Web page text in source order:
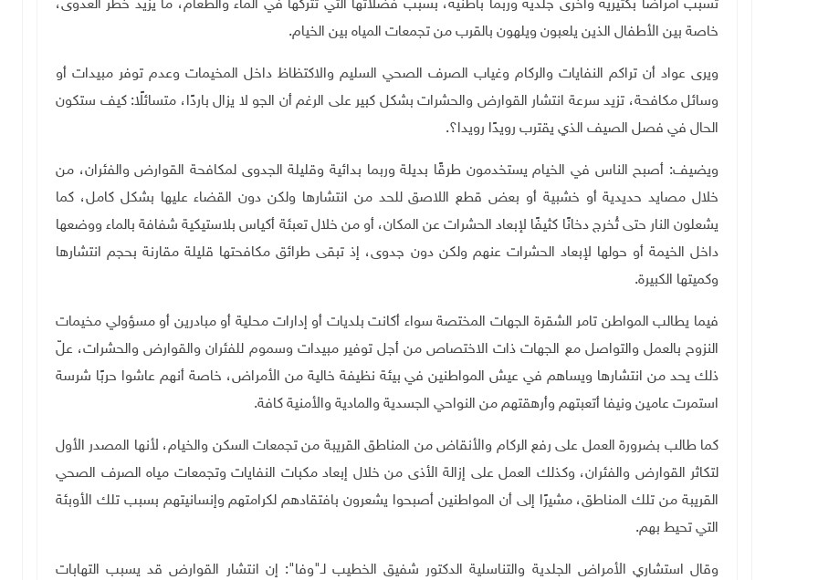
تسبب أمراضا بكتيرية وأخرى جلدية وربما باطنية، بسبب فضلاتها التي تتركها في الماء والطعام، ما يزيد خطر العدوى،
خاصة بين الأطفال الذين يلعبون ويلهون بالقرب من تجمعات المياه بين الخيام.
ويرى عواد أن تراكم النفايات والركام وغياب الصرف الصحي السليم والاكتظاظ داخل المخيمات وعدم توفر مبيدات أو
وسائل مكافحة، تزيد سرعة انتشار القوارض والحشرات بشكل كبير على الرغم أن الجو لا يزال باردًا، متسائلًا: كيف ستكون
الحال في فصل الصيف الذي يقترب رويدًا رويدا؟.
ويضيف: أصبح الناس في الخيام يستخدمون طرقًا بديلة وربما بدائية وقليلة الجدوى لمكافحة القوارض والفئران، من
خلال مصايد حديدية أو خشبية أو بعض قطع اللاصق للحد من انتشارها ولكن دون القضاء عليها بشكل كامل، كما
يشعلون النار حتى تُخرج دخانًا كثيفًا لإبعاد الحشرات عن المكان، أو من خلال تعبئة أكياس بلاستيكية شفافة بالماء ووضعها
داخل الخيمة أو حولها لإبعاد الحشرات عنهم ولكن دون جدوى، إذ تبقى طرائق مكافحتها قليلة مقارنة بحجم انتشارها
وكميتها الكبيرة.
فيما يطالب المواطن تامر الشقرة الجهات المختصة سواء أكانت بلديات أو إدارات محلية أو مبادرين أو مسؤولي مخيمات
النزوح بالعمل والتواصل مع الجهات ذات الاختصاص من أجل توفير مبيدات وسموم للفئران والقوارض والحشرات، علّ
ذلك يحد من انتشارها ويساهم في عيش المواطنين في بيئة نظيفة خالية من الأمراض، خاصة أنهم عاشوا حربًا شرسة
استمرت عامين ونيفا أتعبتهم وأرهقتهم من النواحي الجسدية والمادية والأمنية كافة.
كما طالب بضرورة العمل على رفع الركام والأنقاض من المناطق القريبة من تجمعات السكن والخيام، لأنها المصدر الأول
لتكاثر القوارض والفئران، وكذلك العمل على إزالة الأذى من خلال إبعاد مكبات النفايات وتجمعات مياه الصرف الصحي
القريبة من تلك المناطق، مشيرًا إلى أن المواطنين أصبحوا يشعرون بافتقادهم لكرامتهم وإنسانيتهم بسبب تلك الأوبئة
التي تحيط بهم.
وقال استشاري الأمراض الجلدية والتناسلية الدكتور شفيق الخطيب لـ"وفا": إن انتشار القوارض قد يسبب التهابات